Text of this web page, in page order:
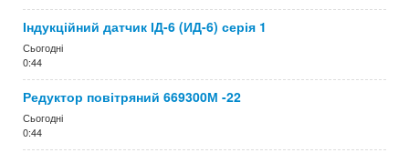
Індукційний датчик ІД-6 (ИД-6) серія 1
Сьогодні
0:44
Редуктор повітряний 669300М -22
Сьогодні
0:44